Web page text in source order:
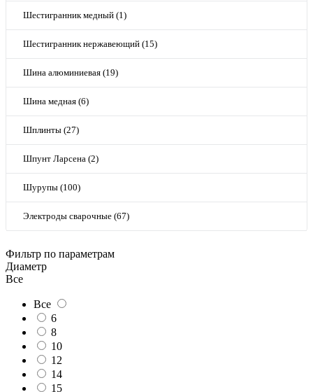
Шестигранник медный (1)
Шестигранник нержавеющий (15)
Шина алюминиевая (19)
Шина медная (6)
Шплинты (27)
Шпунт Ларсена (2)
Шурупы (100)
Электроды сварочные (67)
Фильтр по параметрам
Диаметр
Все
Все
6
8
10
12
14
15